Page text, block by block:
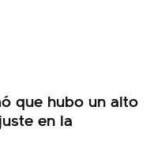
que hubo un alto
en la